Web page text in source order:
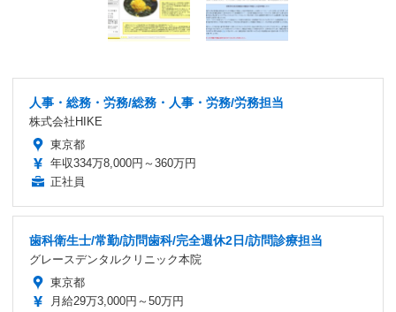
人事・総務・労務/総務・人事・労務/労務担当
株式会社HIKE
東京都
年収334万8,000円～360万円
正社員
歯科衛生士/常勤/訪問歯科/完全週休2日/訪問診療担当
グレースデンタルクリニック本院
東京都
月給29万3,000円～50万円